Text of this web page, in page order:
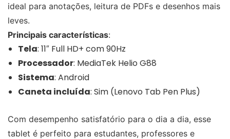
ideal para anotações, leitura de PDFs e desenhos mais
leves.
Principais características:
Tela: 11″ Full HD+ com 90Hz
Processador: MediaTek Helio G88
Sistema: Android
Caneta incluída: Sim (Lenovo Tab Pen Plus)
Com desempenho satisfatório para o dia a dia, esse
tablet é perfeito para estudantes, professores e